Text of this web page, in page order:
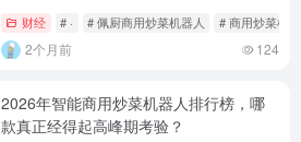
财经 # · # 佩厨商用炒菜机器人 # 商用炒菜机
2个月前 124
2026年智能商用炒菜机器人排行榜，哪
款真正经得起高峰期考验？